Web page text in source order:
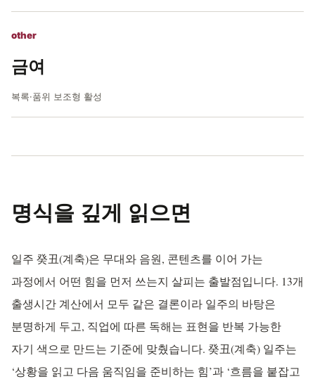
other
금여
복록·품위 보조형 활성
명식을 깊게 읽으면
일주 癸丑(계축)은 무대와 음원, 콘텐츠를 이어 가는
과정에서 어떤 힘을 먼저 쓰는지 살피는 출발점입니다. 13개
출생시간 계산에서 모두 같은 결론이라 일주의 바탕은
분명하게 두고, 직업에 따른 독해는 표현을 반복 가능한
자기 색으로 만드는 기준에 맞췄습니다. 癸丑(계축) 일주는
‘상황을 읽고 다음 움직임을 준비하는 힘’과 ‘흐름을 붙잡고